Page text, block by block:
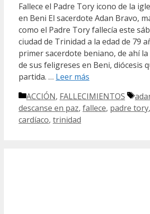
Fallece el Padre Tory icono de la
en Beni El sacerdote Adan Bravo,
como el Padre Tory fallecía este
ciudad de Trinidad a la edad de 79
primer sacerdote beniano, de ahí
de sus feligreses en Beni, diócesis
partida. … Leer más
Categorías
ACCIÓN, FALLECIMIENTOS
descanse en paz, fallece, padre tory,
cardíaco, trinidad